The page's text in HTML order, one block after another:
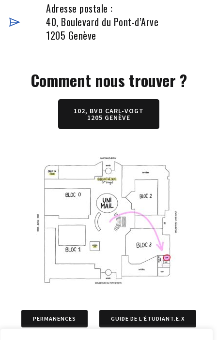
Adresse postale :
40, Boulevard du Pont-d’Arve
1205 Genève
Comment nous trouver ?
102, BVD CARL-VOGT
1205 GENÈVE
PERMANENCES GUIDE DE L’ÉTUDIANT.E.X